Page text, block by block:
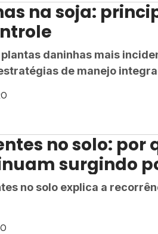
na soja:
daninhas mais
de manejo
no solo: por
surgindo
no solo explica a